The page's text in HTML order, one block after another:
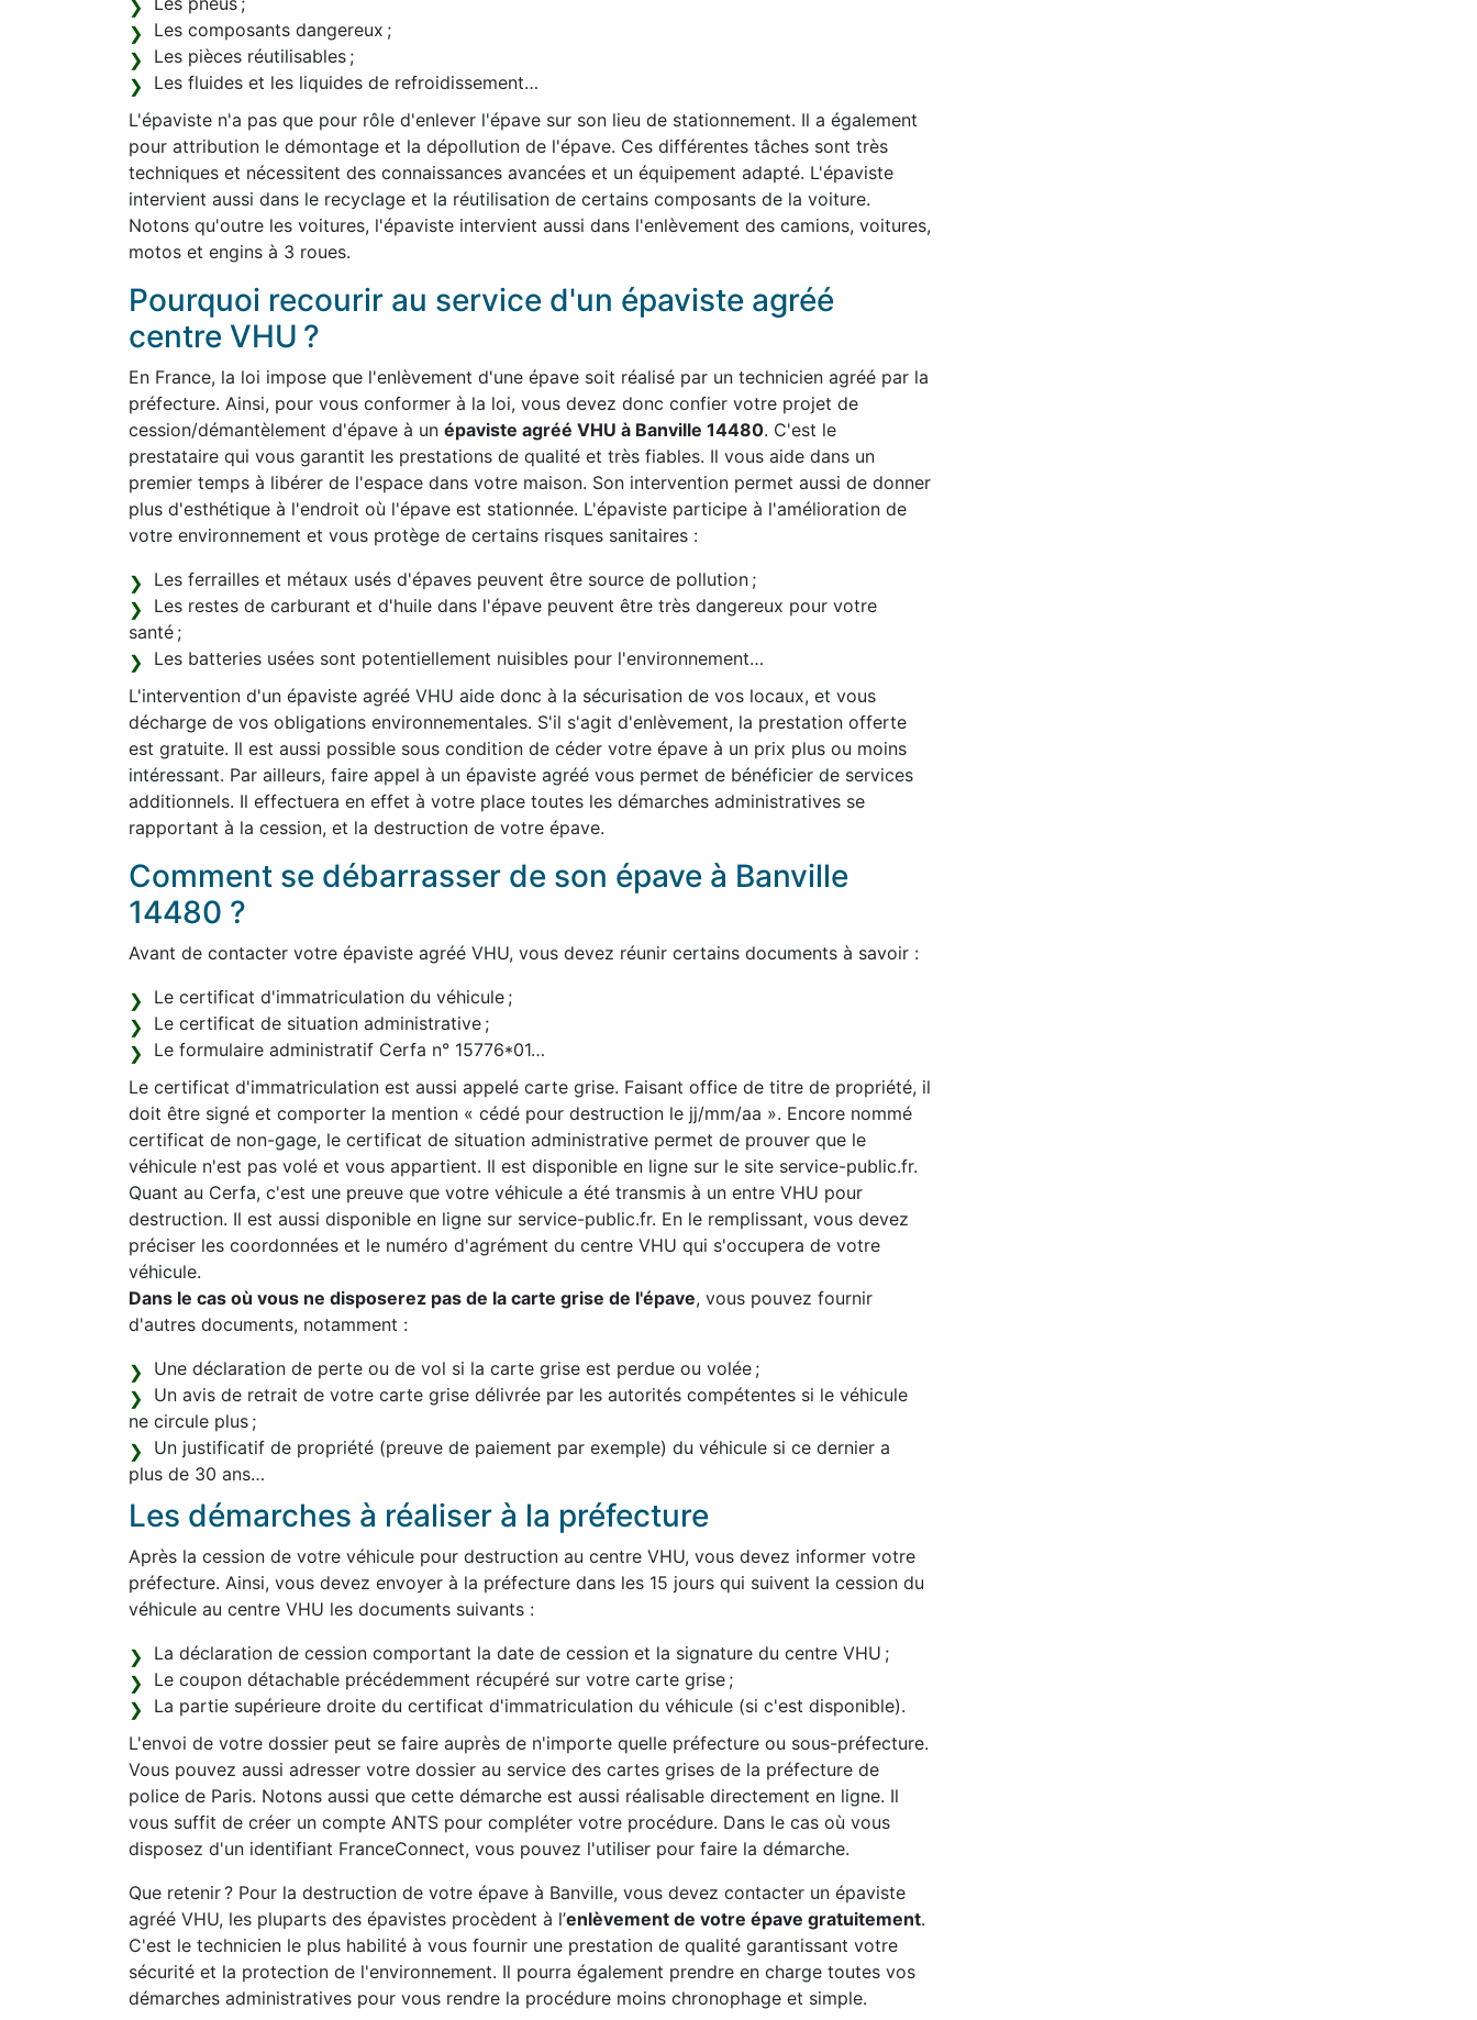
Les composants dangereux ;
Les pièces réutilisables ;
Les fluides et les liquides de refroidissement…
L'épaviste n'a pas que pour rôle d'enlever l'épave sur son lieu de stationnement. Il a également
pour attribution le démontage et la dépollution de l'épave. Ces différentes tâches sont très
techniques et nécessitent des connaissances avancées et un équipement adapté. L'épaviste
intervient aussi dans le recyclage et la réutilisation de certains composants de la voiture.
Notons qu'outre les voitures, l'épaviste intervient aussi dans l'enlèvement des camions, voitures,
motos et engins à 3 roues.
Pourquoi recourir au service d'un épaviste agréé
centre VHU ?
En France, la loi impose que l'enlèvement d'une épave soit réalisé par un technicien agréé par la
préfecture. Ainsi, pour vous conformer à la loi, vous devez donc confier votre projet de
cession/démantèlement d'épave à un épaviste agréé VHU à Banville 14480. C'est le
prestataire qui vous garantit les prestations de qualité et très fiables. Il vous aide dans un
premier temps à libérer de l'espace dans votre maison. Son intervention permet aussi de donner
plus d'esthétique à l'endroit où l'épave est stationnée. L'épaviste participe à l'amélioration de
votre environnement et vous protège de certains risques sanitaires :
Les ferrailles et métaux usés d'épaves peuvent être source de pollution ;
Les restes de carburant et d'huile dans l'épave peuvent être très dangereux pour votre
santé ;
Les batteries usées sont potentiellement nuisibles pour l'environnement…
L'intervention d'un épaviste agréé VHU aide donc à la sécurisation de vos locaux, et vous
décharge de vos obligations environnementales. S'il s'agit d'enlèvement, la prestation offerte
est gratuite. Il est aussi possible sous condition de céder votre épave à un prix plus ou moins
intéressant. Par ailleurs, faire appel à un épaviste agréé vous permet de bénéficier de services
additionnels. Il effectuera en effet à votre place toutes les démarches administratives se
rapportant à la cession, et la destruction de votre épave.
Comment se débarrasser de son épave à Banville
14480 ?
Avant de contacter votre épaviste agréé VHU, vous devez réunir certains documents à savoir :
Le certificat d'immatriculation du véhicule ;
Le certificat de situation administrative ;
Le formulaire administratif Cerfa n° 15776*01…
Le certificat d'immatriculation est aussi appelé carte grise. Faisant office de titre de propriété, il
doit être signé et comporter la mention « cédé pour destruction le jj/mm/aa ». Encore nommé
certificat de non-gage, le certificat de situation administrative permet de prouver que le
véhicule n'est pas volé et vous appartient. Il est disponible en ligne sur le site service-public.fr.
Quant au Cerfa, c'est une preuve que votre véhicule a été transmis à un entre VHU pour
destruction. Il est aussi disponible en ligne sur service-public.fr. En le remplissant, vous devez
préciser les coordonnées et le numéro d'agrément du centre VHU qui s'occupera de votre
véhicule.
Dans le cas où vous ne disposerez pas de la carte grise de l'épave, vous pouvez fournir
d'autres documents, notamment :
Une déclaration de perte ou de vol si la carte grise est perdue ou volée ;
Un avis de retrait de votre carte grise délivrée par les autorités compétentes si le véhicule
ne circule plus ;
Un justificatif de propriété (preuve de paiement par exemple) du véhicule si ce dernier a
plus de 30 ans…
Les démarches à réaliser à la préfecture
Après la cession de votre véhicule pour destruction au centre VHU, vous devez informer votre
préfecture. Ainsi, vous devez envoyer à la préfecture dans les 15 jours qui suivent la cession du
véhicule au centre VHU les documents suivants :
La déclaration de cession comportant la date de cession et la signature du centre VHU ;
Le coupon détachable précédemment récupéré sur votre carte grise ;
La partie supérieure droite du certificat d'immatriculation du véhicule (si c'est disponible).
L'envoi de votre dossier peut se faire auprès de n'importe quelle préfecture ou sous-préfecture.
Vous pouvez aussi adresser votre dossier au service des cartes grises de la préfecture de
police de Paris. Notons aussi que cette démarche est aussi réalisable directement en ligne. Il
vous suffit de créer un compte ANTS pour compléter votre procédure. Dans le cas où vous
disposez d'un identifiant FranceConnect, vous pouvez l'utiliser pour faire la démarche.
Que retenir ? Pour la destruction de votre épave à Banville, vous devez contacter un épaviste
agréé VHU, les pluparts des épavistes procèdent à l’enlèvement de votre épave gratuitement.
C'est le technicien le plus habilité à vous fournir une prestation de qualité garantissant votre
sécurité et la protection de l'environnement. Il pourra également prendre en charge toutes vos
démarches administratives pour vous rendre la procédure moins chronophage et simple.